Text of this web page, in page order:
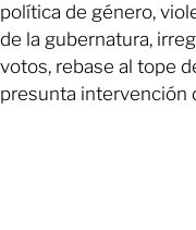
política de género,
de la gubernatura,
votos, rebase al tope
presunta intervención